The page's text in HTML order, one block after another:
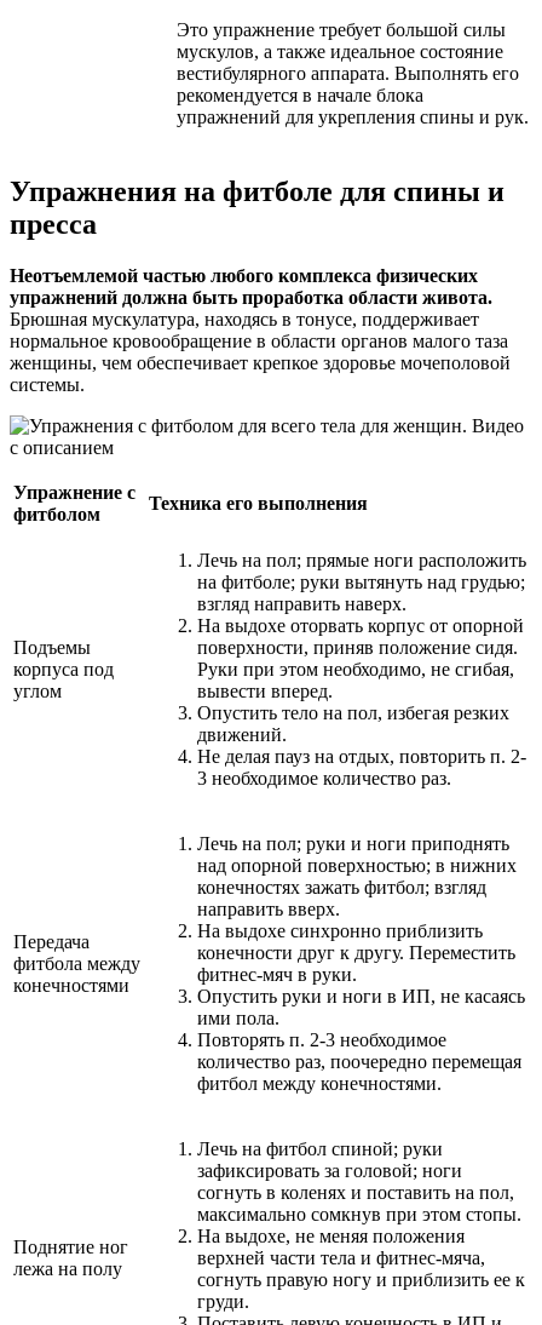
Это упражнение требует большой силы
мускулов, а также идеальное состояние
вестибулярного аппарата. Выполнять его
рекомендуется в начале блока
упражнений для укрепления спины и рук.
Упражнения на фитболе для спины и
пресса
Неотъемлемой частью любого комплекса физических
упражнений должна быть проработка области живота.
Брюшная мускулатура, находясь в тонусе, поддерживает
нормальное кровообращение в области органов малого таза
женщины, чем обеспечивает крепкое здоровье мочеполовой
системы.
Упражнение с
фитболом
Техника его выполнения
Подъемы
корпуса под
углом
Лечь на пол; прямые ноги расположить
на фитболе; руки вытянуть над грудью;
взгляд направить наверх.
На выдохе оторвать корпус от опорной
поверхности, приняв положение сидя.
Руки при этом необходимо, не сгибая,
вывести вперед.
Опустить тело на пол, избегая резких
движений.
Не делая пауз на отдых, повторить п. 2-
3 необходимое количество раз.
Передача
фитбола между
конечностями
Лечь на пол; руки и ноги приподнять
над опорной поверхностью; в нижних
конечностях зажать фитбол; взгляд
направить вверх.
На выдохе синхронно приблизить
конечности друг к другу. Переместить
фитнес-мяч в руки.
Опустить руки и ноги в ИП, не касаясь
ими пола.
Повторять п. 2-3 необходимое
количество раз, поочередно перемещая
фитбол между конечностями.
Поднятие ног
лежа на полу
Лечь на фитбол спиной; руки
зафиксировать за головой; ноги
согнуть в коленях и поставить на пол,
максимально сомкнув при этом стопы.
На выдохе, не меняя положения
верхней части тела и фитнес-мяча,
согнуть правую ногу и приблизить ее к
груди.